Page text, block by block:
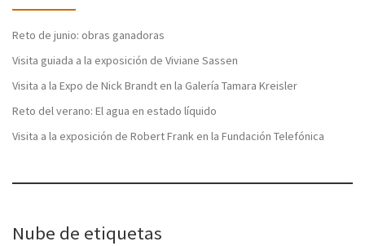
Reto de junio: obras ganadoras
Visita guiada a la exposición de Viviane Sassen
Visita a la Expo de Nick Brandt en la Galería Tamara Kreisler
Reto del verano: El agua en estado líquido
Visita a la exposición de Robert Frank en la Fundación Telefónica
Nube de etiquetas